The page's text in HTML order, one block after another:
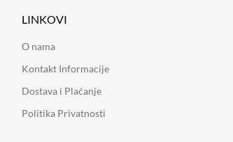
LINKOVI
O nama
Kontakt Informacije
Dostava i Plaćanje
Politika Privatnosti